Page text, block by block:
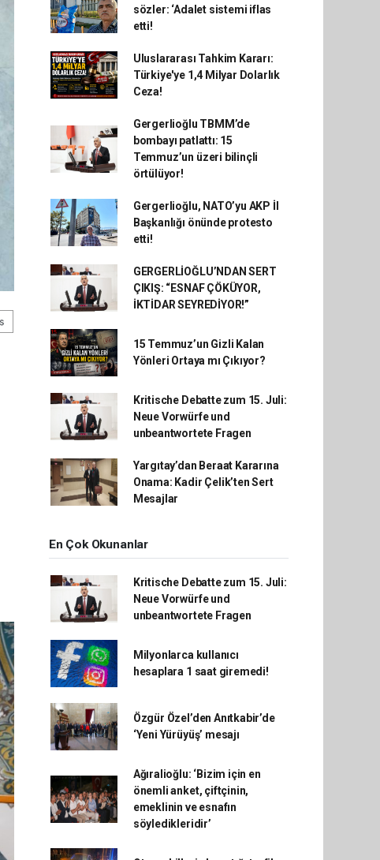
sözler: ‘Adalet sistemi iflas
etti!
Uluslararası Tahkim Kararı:
Türkiye'ye 1,4 Milyar Dolarlık
Ceza!
Gergerlioğlu TBMM’de
bombayı patlattı: 15
Temmuz’un üzeri bilinçli
örtülüyor!
Gergerlioğlu, NATO’yu AKP İl
Başkanlığı önünde protesto
etti!
GERGERLİOĞLU’NDAN SERT
ÇIKIŞ: “ESNAF ÇÖKÜYOR,
İKTİDAR SEYREDİYOR!”
15 Temmuz’un Gizli Kalan
Yönleri Ortaya mı Çıkıyor?
Kritische Debatte zum 15. Juli:
Neue Vorwürfe und
unbeantwortete Fragen
Yargıtay’dan Beraat Kararına
Onama: Kadir Çelik’ten Sert
Mesajlar
En Çok Okunanlar
Kritische Debatte zum 15. Juli:
Neue Vorwürfe und
unbeantwortete Fragen
Milyonlarca kullanıcı
hesaplara 1 saat giremedi!
Özgür Özel’den Anıtkabir’de
‘Yeni Yürüyüş’ mesajı
Ağıralioğlu: ‘Bizim için en
önemli anket, çiftçinin,
emeklinin ve esnafın
söyledikleridir’